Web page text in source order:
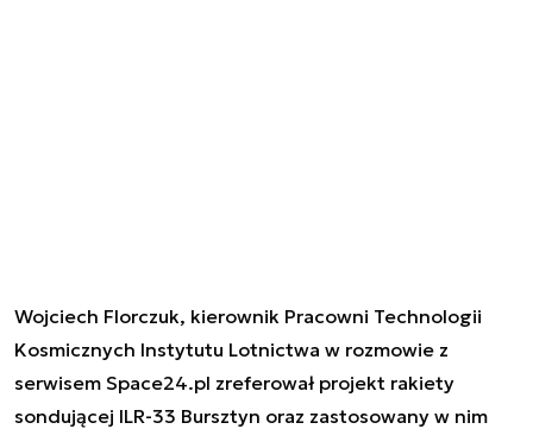
Wojciech Florczuk, kierownik Pracowni Technologii
Kosmicznych Instytutu Lotnictwa w rozmowie z
serwisem Space24.pl zreferował projekt rakiety
sondującej ILR-33 Bursztyn oraz zastosowany w nim